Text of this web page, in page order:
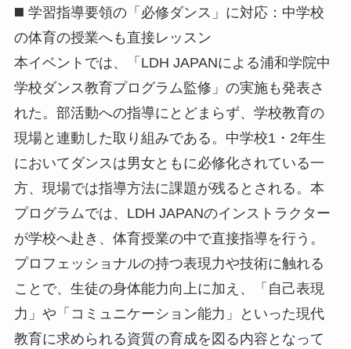
◼️ 学習指導要領の「必修ダンス」に対応：中学校
の体育の授業へも直接レッスン
本イベントでは、「LDH JAPANによる浦和学院中
学校ダンス教育プログラム監修」の実施も発表さ
れた。部活動への指導にとどまらず、学校教育の
現場と連動した取り組みである。中学校1・2年生
においてダンスは男女ともに必修化されている一
方、現場では指導方法に課題が残るとされる。本
プログラムでは、LDH JAPANのインストラクター
が学校へ赴き、体育授業の中で直接指導を行う。
プロフェッショナルの持つ表現力や技術に触れる
ことで、生徒の身体能力向上に加え、「自己表現
力」や「コミュニケーション能力」といった現代
教育に求められる資質の育成を図る内容となって